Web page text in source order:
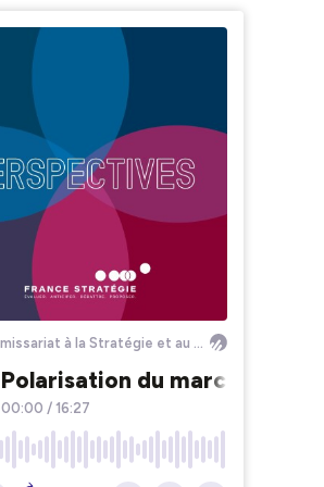
Haut-commissariat à la Stratégie et au Plan
Polarisation du marché du
00:00 / 16:27